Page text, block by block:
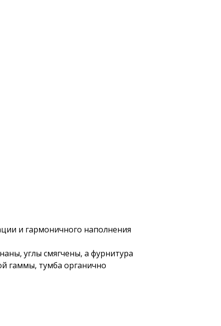
и гармоничного наполнения
углы смягчены, а фурнитура
гаммы, тумба органично